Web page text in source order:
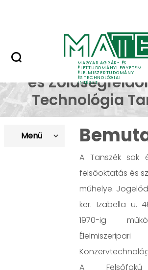
MAGYAR AGRÁR- ÉS
ÉLETTUDOMÁNYI EGYETEM
ÉLELMISZERTUDOMÁNYI
ÉS TECHNOLÓGIAI
INTÉZET
Gyümölcs–
és
Technológia
Menü
A Tanszék sok
felsőoktatás és
műhelye.
ker. Izabella u.
1970-ig
A Felsőfokú